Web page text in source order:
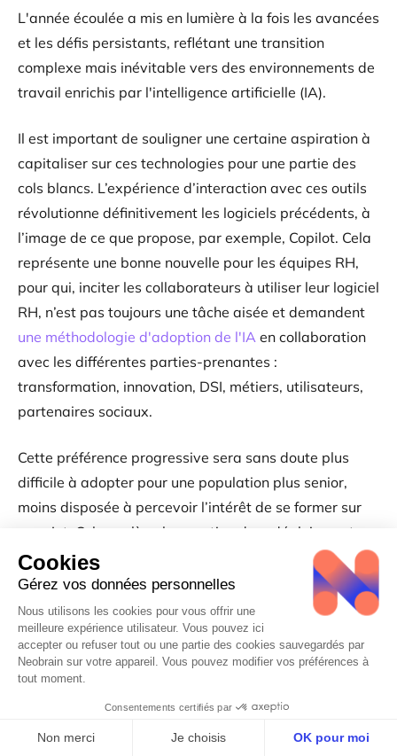
L'année écoulée a mis en lumière à la fois les avancées
et les défis persistants, reflétant une transition
complexe mais inévitable vers des environnements de
travail enrichis par l'intelligence artificielle (IA).
Il est important de souligner une certaine aspiration à
capitaliser sur ces technologies pour une partie des
cols blancs. L’expérience d’interaction avec ces outils
révolutionne définitivement les logiciels précédents, à
l’image de ce que propose, par exemple, Copilot. Cela
représente une bonne nouvelle pour les équipes RH,
pour qui, inciter les collaborateurs à utiliser leur logiciel
RH, n’est pas toujours une tâche aisée et demandent
une méthodologie d'adoption de l'IA en collaboration
avec les différentes parties-prenantes :
transformation, innovation, DSI, métiers, utilisateurs,
partenaires sociaux.
Cette préférence progressive sera sans doute plus
difficile à adopter pour une population plus senior,
moins disposée à percevoir l’intérêt de se former sur
ce sujet. Cela soulève la question du redéploiement
continu des effectifs.
Notre prochain article autour des sujets d’IA
investigueles obstacles, les exemples de sociétés
ont initié des projets robustes de réflexion pour
proposerune méthodologie en 5 étapes
ce changement inéluctable. Il est disponible